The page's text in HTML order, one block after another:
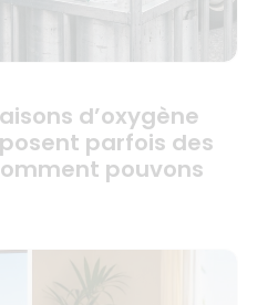
d’oxygène
parfois des
pouvons